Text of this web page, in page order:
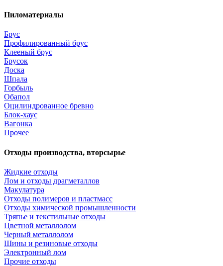
Пиломатериалы
Брус
Профилированный брус
Клееный брус
Брусок
Доска
Шпала
Горбыль
Обапол
Оцилиндрованное бревно
Блок-хаус
Вагонка
Прочее
Отходы производства, вторсырье
Жидкие отходы
Лом и отходы драгметаллов
Макулатура
Отходы полимеров и пластмасс
Отходы химической промышленности
Тряпье и текстильные отходы
Цветной металлолом
Черный металлолом
Шины и резиновые отходы
Электронный лом
Прочие отходы